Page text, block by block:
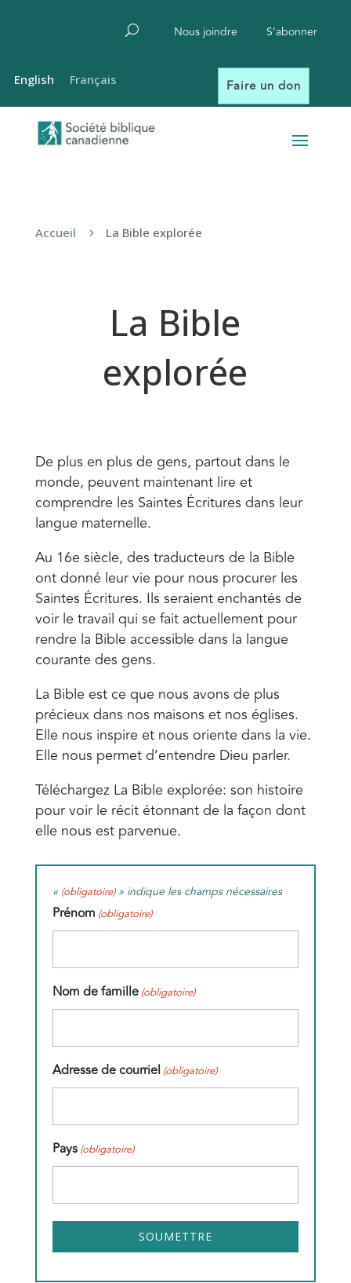
Nous joindre S’abonner
Faire un don
Accueil 5 La Bible explorée
La Bible
explorée
De plus en plus de gens, partout dans le
monde, peuvent maintenant lire et
comprendre les Saintes Écritures dans leur
langue maternelle.
Au 16e siècle, des traducteurs de la Bible
ont donné leur vie pour nous procurer les
Saintes Écritures. Ils seraient enchantés de
voir le travail qui se fait actuellement pour
rendre la Bible accessible dans la langue
courante des gens.
La Bible est ce que nous avons de plus
précieux dans nos maisons et nos églises.
Elle nous inspire et nous oriente dans la vie.
Elle nous permet d’entendre Dieu parler.
Téléchargez La Bible explorée: son histoire
pour voir le récit étonnant de la façon dont
elle nous est parvenue.
« (obligatoire)» indique les champs nécessaires
Prénom (obligatoire)
Nom de famille (obligatoire)
Adresse de courriel (obligatoire)
Pays (obligatoire)
English Français